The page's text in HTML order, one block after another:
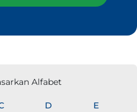
Alfabet
D E